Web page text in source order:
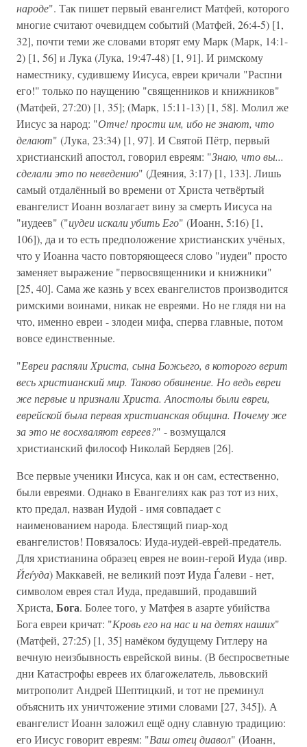
народе". Так пишет первый евангелист Матфей, которого
многие считают очевидцем событий (Матфей, 26:4-5) [1,
32], почти теми же словами вторят ему Марк (Марк, 14:1-
2) [1, 56] и Лука (Лука, 19:47-48) [1, 91]. И римскому
наместнику, судившему Иисуса, евреи кричали "Распни
его!" только по наущению "священников и книжников"
(Матфей, 27:20) [1, 35]; (Марк, 15:11-13) [1, 58]. Молил же
Иисус за народ: "Отче! прости им, ибо не знают, что
делают" (Лука, 23:34) [1, 97]. И Святой Пётр, первый
христианский апостол, говорил евреям: "Знаю, что вы...
сделали это по неведению" (Деяния, 3:17) [1, 133]. Лишь
самый отдалённый во времени от Христа четвёртый
евангелист Иоанн возлагает вину за смерть Иисуса на
"иудеев" ("иудеи искали убить Его" (Иоанн, 5:16) [1,
106]), да и то есть предположение христианских учёных,
что у Иоанна часто повторяющееся слово "иудеи" просто
заменяет выражение "первосвященники и книжники"
[25, 40]. Сама же казнь у всех евангелистов производится
римскими воинами, никак не евреями. Но не глядя ни на
что, именно евреи - злодеи мифа, сперва главные, потом
вовсе единственные.
"Евреи распяли Христа, сына Божьего, в которого верит
весь христианский мир. Таково обвинение. Но ведь евреи
же первые и признали Христа. Апостолы были евреи,
еврейской была первая христианская община. Почему же
за это не восхваляют евреев?" - возмущался
христианский философ Николай Бердяев [26].
Все первые ученики Иисуса, как и он сам, естественно,
были евреями. Однако в Евангелиях как раз тот из них,
кто предал, назван Иудой - имя совпадает с
наименованием народа. Блестящий пиар-ход
евангелистов! Повязалось: Иуда-иудей-еврей-предатель.
Для христианина образец еврея не воин-герой Иуда (ивр.
Йеѓуда) Маккавей, не великий поэт Иуда Ѓалеви - нет,
символом еврея стал Иуда, предавший, продавший
Христа, Бога. Более того, у Матфея в азарте убийства
Бога евреи кричат: "Кровь его на нас и на детях наших"
(Матфей, 27:25) [1, 35] намёком будущему Гитлеру на
вечную неизбывность еврейской вины. (В беспросветные
дни Катастрофы евреев их благожелатель, львовский
митрополит Андрей Шептицкий, и тот не преминул
объяснить их уничтожение этими словами [27, 345]). А
евангелист Иоанн заложил ещё одну славную традицию:
его Иисус говорит евреям: "Ваш отец диавол" (Иоанн,